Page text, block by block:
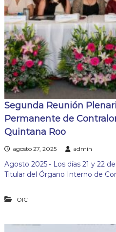
Segunda Reunión
Permanente de
Quintana Roo
agosto 27, 2025 admin
Agosto 2025.- Los días 21 y 22
Titular del Órgano Interno de
OIC